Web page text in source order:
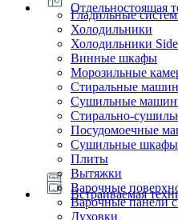
Отдельностоящая
Гладильные
Холодильники
Холодильники
Винные шкафы
Морозильные
Стиральные
Сушильные
Стирально-
Посудомоечные
Сушильные шкафы
Плиты
Встраиваемая
Вытяжки
Варочные
Варочные панели
Духовки